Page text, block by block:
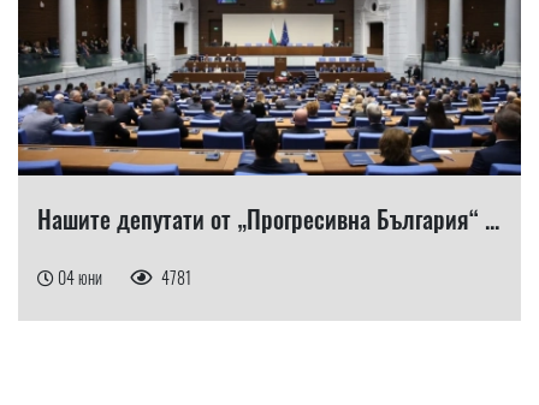
Нашите депутати от „Прогресивна България“ ...
04 юни 4781